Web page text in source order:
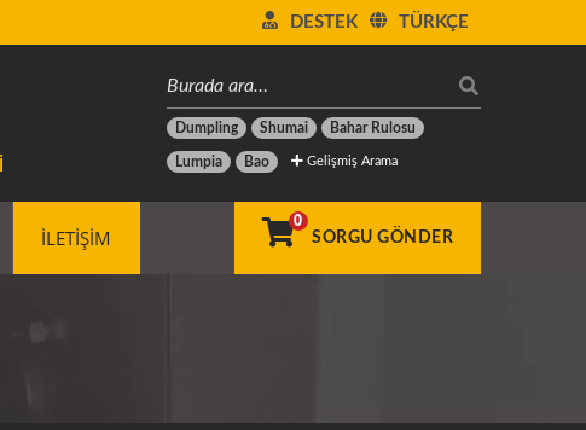
TÜRKÇE
DESTEK
Dumpling Shumai Bahar Rulosu
Lumpia Bao Gelişmiş Arama
İLETIŞIM
0
SORGU GÖNDER